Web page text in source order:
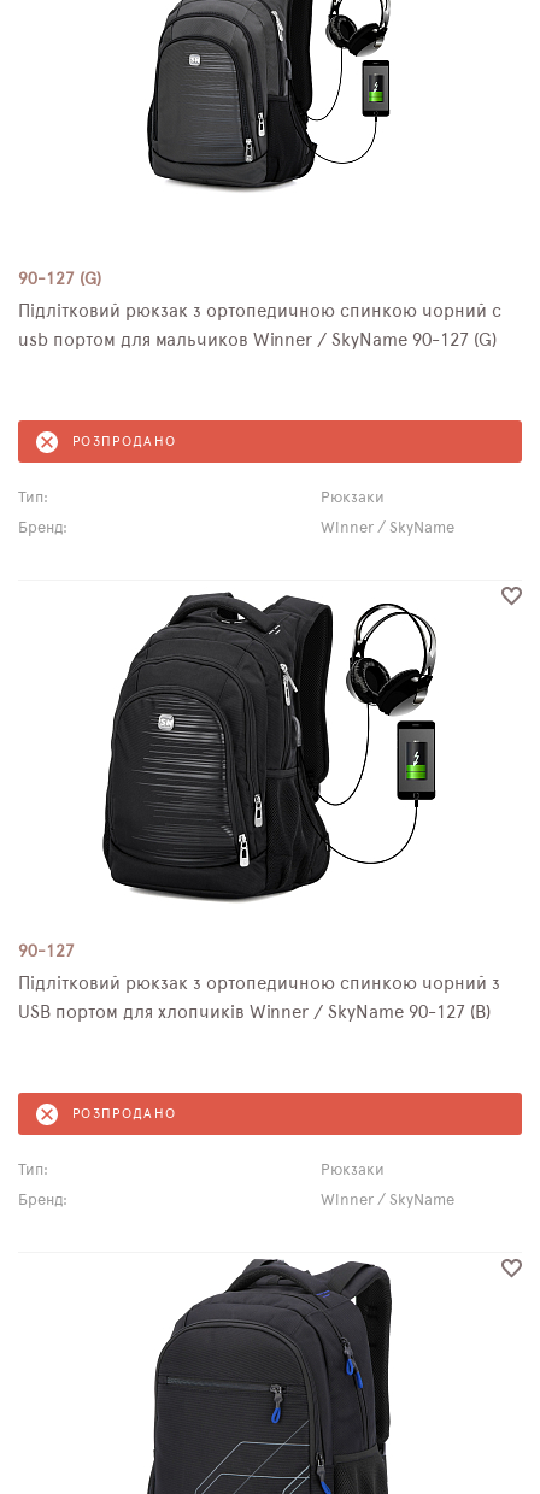
90-127 (G)
Підлітковий рюкзак з ортопедичною спинкою чорний с
usb портом для мальчиков Winner / SkyName 90-127 (G)
РОЗПРОДАНО
Тип:
Рюкзаки
Бренд:
Winner / SkyName
90-127
Підлітковий рюкзак з ортопедичною спинкою чорний з
USB портом для хлопчиків Winner / SkyName 90-127 (B)
РОЗПРОДАНО
Тип:
Рюкзаки
Бренд:
Winner / SkyName